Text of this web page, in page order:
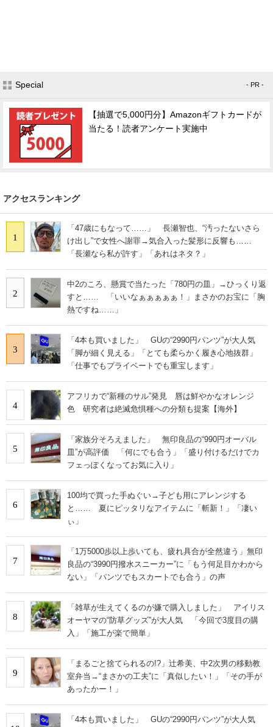
Special - PR -
【抽選で5,000円分】Amazonギフトカードが
当たる！読者アンケート実施中
アクセスランキング
1
「47歳にもなって……」 長瀬智也、“汚ったないさら
け出し”で女性へ謝罪→気合入った髪形に反響も……
「長瀬なら私が許す」「あれはネタ？」
2
中2のころ、懸賞で当たった「780円の皿」→ひっくり返
すと…… 「いいなぁぁぁぁぁ！」まさかのお宝に「胸
熱ですね……」
3
「4本も買いました」 GUの“2990円パンツ”が大人気
「脚が細く見える」「とても柔らかく履き心地抜群」
「仕事でもプライベートでも重宝します」
4
アフリカで“新種のサル”発見 唇は鮮やかなオレンジ
色 研究者は絶滅危惧種への分類も提案【海外】
5
「家族分そろえました」 無印良品の“990円オーバル
皿”が高評価 「何にでも合う」「盛り付けるだけでカ
フェっぽくなってお気に入り」
6
100均で買った手ぬぐい→子ども用にアレンジする
と…… 夏にピッタリなアイテムに「斬新！」「凄い
ぃ」
7
「1万5000歩以上歩いても、疲れ具合が全然違う」無印
良品の“3990円撥水スニーカー”に「もう何足目かわから
ない」「パンツでもスカートでも合う」の声
8
「雑草が生えてくるのが嫌で購入しました」 アイリス
オーヤマの“防草グッズ”が大人気 「今回で3度目の購
入」「施工が楽で簡単」
9
「まるごと捨てられるの!?」辻希美、中2次男の移動教
室弁当→“まさかの工夫”に「真似したい！」「その手が
あったかー！」
「4本も買いました」 GUの“2990円パンツ”が大人気